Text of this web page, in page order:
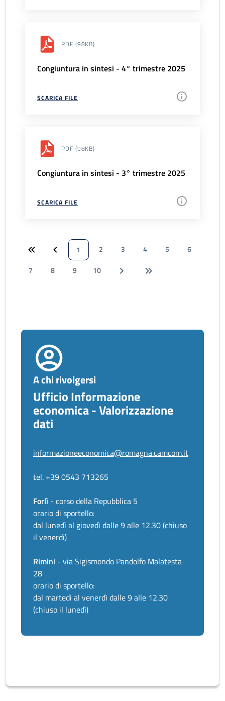
PDF (98KB)
Congiuntura in sintesi - 4° trimestre 2025
SCARICA FILE
PDF (98KB)
Congiuntura in sintesi - 3° trimestre 2025
SCARICA FILE
1 2 3 4 5
6
7
8 9 10
A chi rivolgersi
Ufficio Informazione
economica - Valorizzazione
dati
informazioneeconomica@romagna.camcom.it
tel. +39 0543 713265
Forlì - corso della Repubblica 5
orario di sportello:
dal lunedì al giovedì dalle 9 alle 12.30 (chiuso
il venerdì)
Rimini - via Sigismondo Pandolfo Malatesta
28
orario di sportello:
dal martedì al venerdì dalle 9 alle 12.30
(chiuso il lunedì)